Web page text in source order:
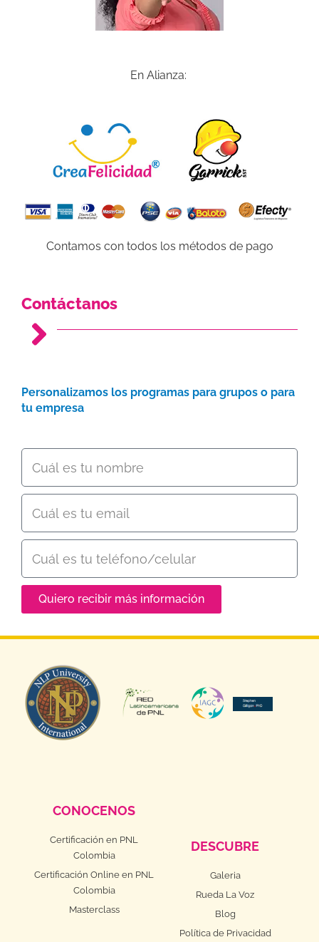
En Alianza:
Contamos con todos los métodos de pago
Contáctanos
Personalizamos los programas para grupos o para
tu empresa
Quiero recibir más información
CONOCENOS
Certificación en PNL
Colombia
Certificación Online en PNL
Colombia
Masterclass
DESCUBRE
Galeria
Rueda La Voz
Blog
Política de Privacidad